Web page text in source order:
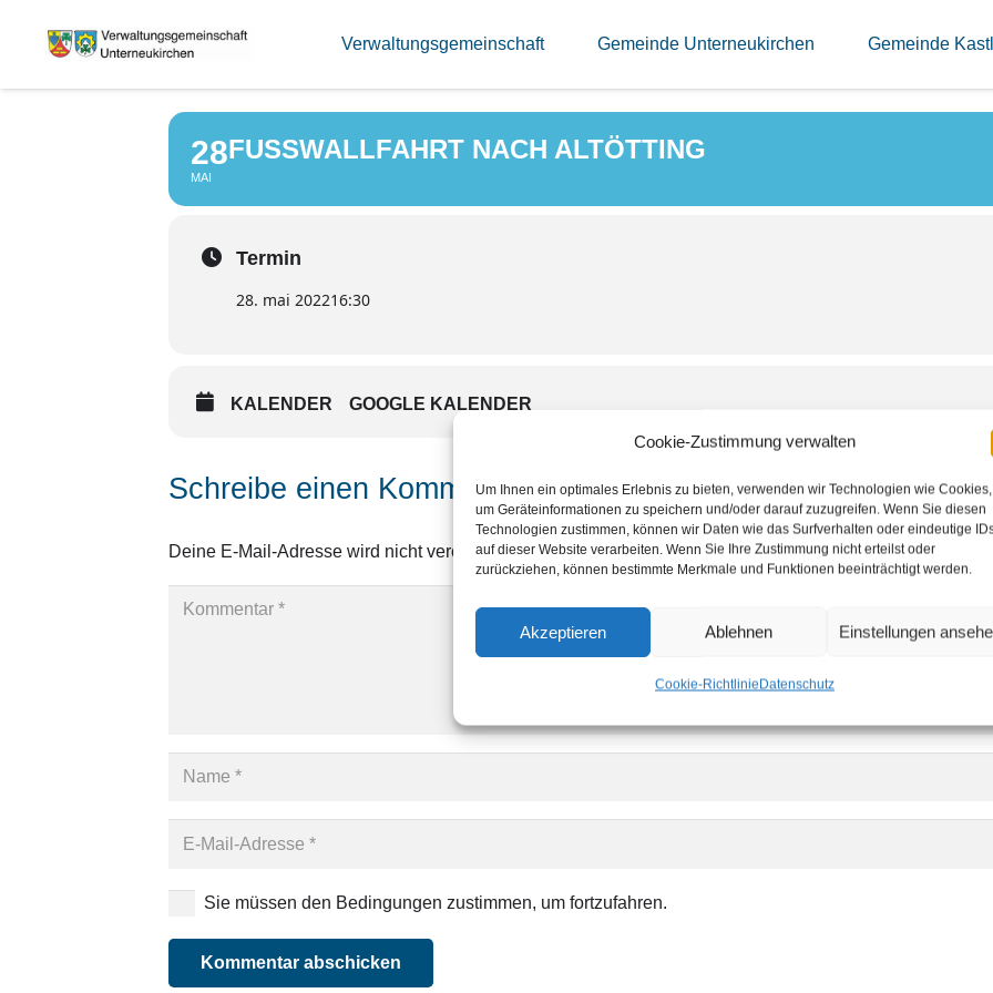
Cookie-Zustimmung verwalten
Um Ihnen ein optimales Erlebnis zu bieten, verwenden wir Technologien wie Cookies,
um Geräteinformationen zu speichern und/oder darauf zuzugreifen. Wenn Sie diesen
Technologien zustimmen, können wir Daten wie das Surfverhalten oder eindeutige
auf dieser Website verarbeiten. Wenn Sie Ihre Zustimmung nicht erteilst oder
zurückziehen, können bestimmte Merkmale und Funktionen beeinträchtigt werden.
Akzeptieren Ablehnen Einstellungen
Cookie-RichtlinieDatenschutz
Verwaltungsgemeinschaft Gemeinde Unterneukirchen Gemeinde Kastl
FUSSWALLFAHRT NACH
28
MAI
FUSSWALLFAHRT NACH ALTÖTTING
Termin
28. mai 202216:30
KALENDER GOOGLE KALENDER
Schreibe einen Kommentar
Deine E-Mail-Adresse wird nicht veröffentlicht. Erforderliche Felder sind mit*markiert
Sie müssen den Bedingungen zustimmen, um fortzufahren.
Kommentar abschicken